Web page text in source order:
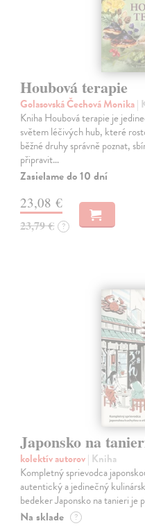
Houbová terapie
Golasovská Čechová Monika|
Kniha Houbová terapie je
světem léčivých hub, které
běžné druhy správně poznat,
připravit…
Zasielame do 10 dní
23,08 €
23,79 € ?
Japonsko na
kolektív autorov| Kniha
Kompletný sprievodca
autentický a jedinečný
bedeker Japonsko na tanieri je
Na sklade ?